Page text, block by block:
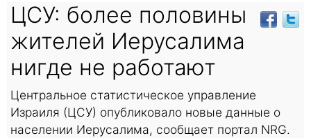
ЦСУ: более половины
жителей Иерусалима
нигде не работают
Центральное статистическое управление
Израиля (ЦСУ) опубликовало новые данные о
населении Иерусалима, сообщает портал NRG.